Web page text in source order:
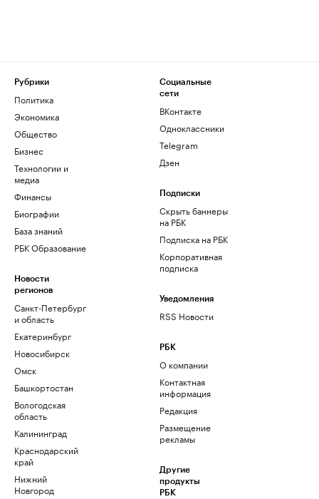
Рубрики
Политика
Экономика
Общество
Бизнес
Технологии и
медиа
Финансы
Биографии
База знаний
РБК Образование
Новости
регионов
Санкт-Петербург
и область
Екатеринбург
Новосибирск
Омск
Башкортостан
Вологодская
область
Калининград
Краснодарский
край
Нижний
Новгород
Социальные
сети
ВКонтакте
Одноклассники
Telegram
Дзен
Подписки
Скрыть баннеры
на РБК
Подписка на РБК
Корпоративная
подписка
Уведомления
RSS Новости
РБК
О компании
Контактная
информация
Редакция
Размещение
рекламы
Другие
продукты
РБК